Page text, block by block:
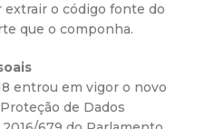
o código fonte do
que o componha.
entrou em vigor o novo
de Dados